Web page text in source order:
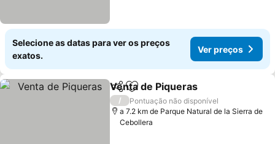
Selecione as datas para ver os preços
exatos.
Ver preços
PartilharAdicionar aos favoritos
Venta de Piqueras
/
Pontuação não disponível
a 7.2 km de Parque Natural de la Sierra de
Cebollera